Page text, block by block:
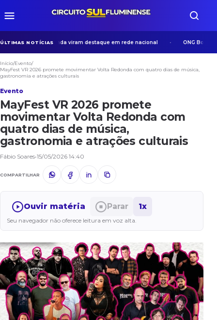
ÚLTIMAS NOTÍCIAS
em Volta Redonda viram destaque em rede nacional ONG Bom
Início/Evento/
MayFest VR 2026 promete movimentar Volta Redonda com quatro dias de música,
gastronomia e atrações culturais
Evento
MayFest VR 2026 promete
movimentar Volta Redonda com
quatro dias de música,
gastronomia e atrações culturais
Fábio Soares•15/05/2026 14:40
COMPARTILHAR
Ouvir matéria Parar 1x
Seu navegador não oferece leitura em voz alta.